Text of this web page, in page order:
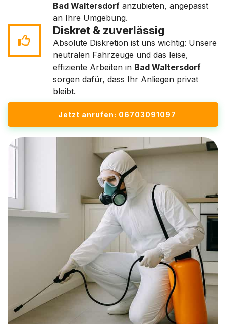
Bad Waltersdorf anzubieten, angepasst
an Ihre Umgebung.
Diskret & zuverlässig
Absolute Diskretion ist uns wichtig: Unsere
neutralen Fahrzeuge und das leise,
effiziente Arbeiten in Bad Waltersdorf
sorgen dafür, dass Ihr Anliegen privat
bleibt.
Jetzt anrufen: 06703091097